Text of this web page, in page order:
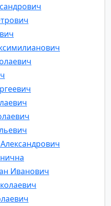
Иванович